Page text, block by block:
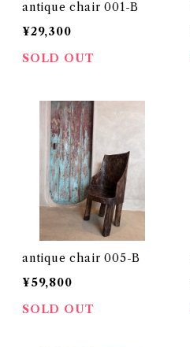
antique chair 001-B
¥29,300
SOLD OUT
antique chair 005-B
¥59,800
SOLD OUT